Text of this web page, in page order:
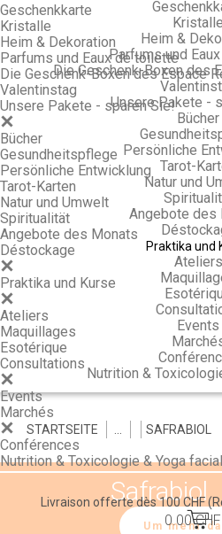
Geschenkkarte
Kristalle
Heim & Dekoration
Parfums und Eaux de toilette
Die Geschenk-Boxen des Espace
Valentinstag
Unsere Pakete - sparen Sie!
Bücher
Gesundheitspflege
Persönliche Entwicklung
Tarot-Karten
Natur und Umwelt
Spiritualität
Angebote des Monats
Déstockage
Praktika und Kurse
Ateliers
Maquillages
Esotérique
Consultations
Events
Marchés
Conférences
Nutrition & Toxicologie & Yoga facial
Livraison offerte dès 100 CHF
0.00
Kristalle
Heim &
Parfums und
Die Geschenk-Boxen des
Unsere Pakete -
Bücher
Persönliche
Tarot-
Natur und
Angebote des
Praktika und
Ateliers
Events
Nutrition &
STARTSEITE SAFRABIOL
Safrabiol
Um mehr